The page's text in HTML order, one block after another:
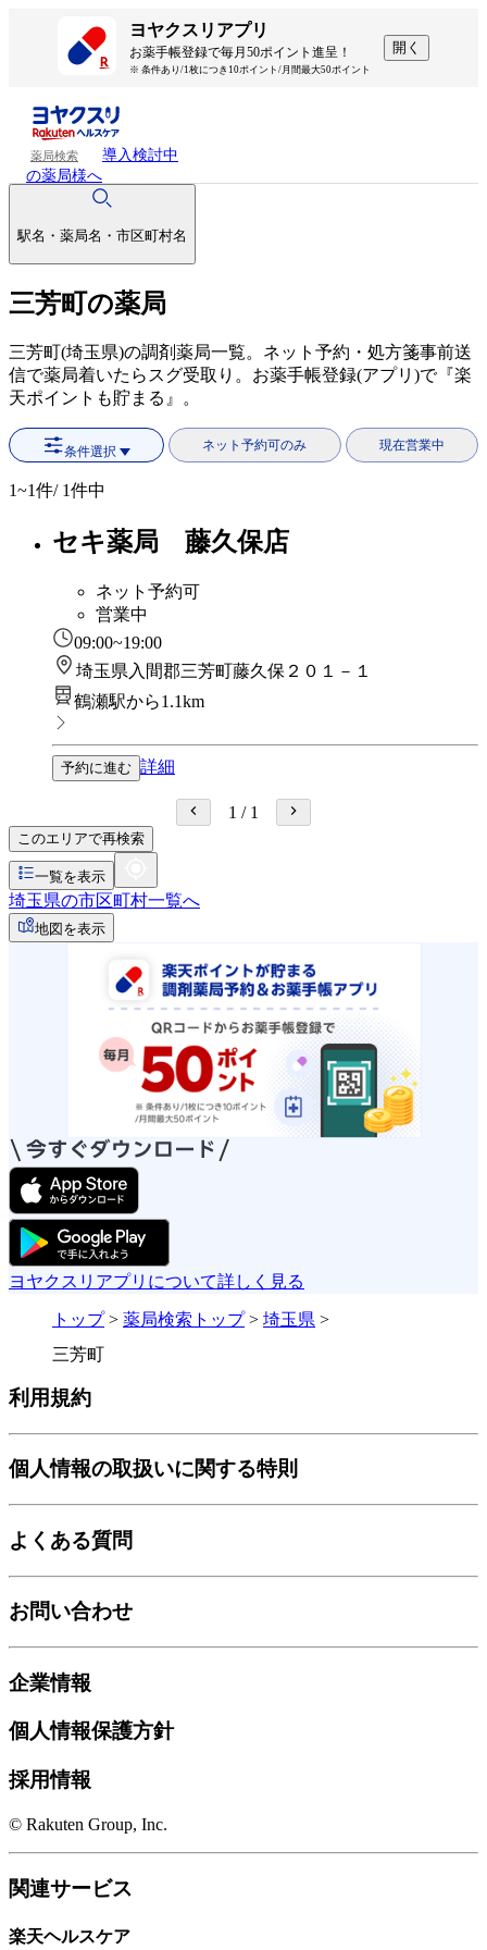
ヨヤクスリアプリ
お薬手帳登録で毎月50ポイント進呈！
※ 条件あり/1枚につき10ポイント/月間最大50ポイント
開く
薬局検索
導入検討中
の薬局様へ
駅名・薬局名・市区町村名
三芳町の薬局
三芳町(埼玉県)の調剤薬局一覧。ネット予約・処方箋事前送
信で薬局着いたらスグ受取り。お薬手帳登録(アプリ)で『楽
天ポイントも貯まる』。
条件選択 ネット予約可のみ 現在営業中
1~1件/ 1件中
セキ薬局 藤久保店
ネット予約可
営業中
09:00~19:00
埼玉県入間郡三芳町藤久保２０１－１
鶴瀬駅から1.1km
予約に進む 詳細
1 / 1
このエリアで再検索
一覧を表示
埼玉県の市区町村一覧へ
地図を表示
ヨヤクスリアプリについて詳しく見る
トップ> 薬局検索トップ> 埼玉県 >
三芳町
利用規約
個人情報の取扱いに関する特則
よくある質問
お問い合わせ
企業情報
個人情報保護方針
採用情報
© Rakuten Group, Inc.
関連サービス
楽天ヘルスケア